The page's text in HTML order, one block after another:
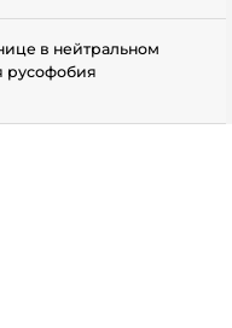
в нейтральном
русофобия